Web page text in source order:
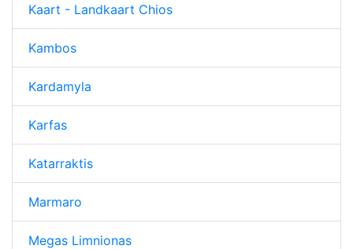
Kaart - Landkaart Chios
Kambos
Kardamyla
Karfas
Katarraktis
Marmaro
Megas Limnionas